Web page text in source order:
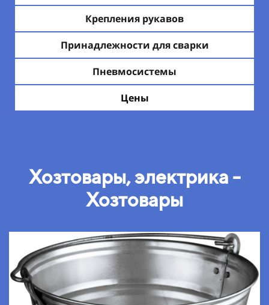
Крепления рукавов
Принадлежности для сварки
Пневмосистемы
Цены
Хозтовары, электрика -
Хозтовары